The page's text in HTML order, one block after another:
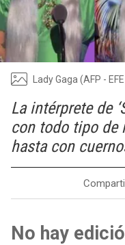
Lady Gaga (AFP -
La intérprete de
con todo tipo de
hasta con
No hay